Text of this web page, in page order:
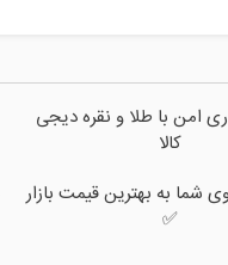
امن با طلا و نقره دیجی
کالا
شما به بهترین قیمت بازار
✅